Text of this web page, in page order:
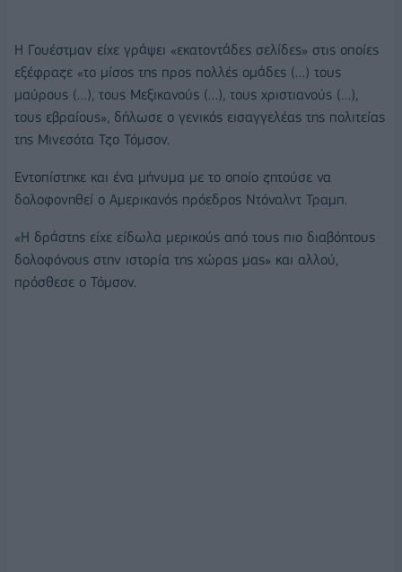
Η Γουέστμαν είχε γράψει «εκατοντάδες σελίδες» στις οποίες
εξέφραζε «το μίσος της προς πολλές ομάδες (…) τους
μαύρους (…), τους Μεξικανούς (…), τους χριστιανούς (…),
τους εβραίους», δήλωσε ο γενικός εισαγγελέας της πολιτείας
της Μινεσότα Τζο Τόμσον.
Εντοπίστηκε και ένα μήνυμα με το οποίο ζητούσε να
δολοφονηθεί ο Αμερικανός πρόεδρος Ντόναλντ Τραμπ.
«Η δράστης είχε είδωλα μερικούς από τους πιο διαβόητους
δολοφόνους στην ιστορία της χώρας μας» και αλλού,
πρόσθεσε ο Τόμσον.